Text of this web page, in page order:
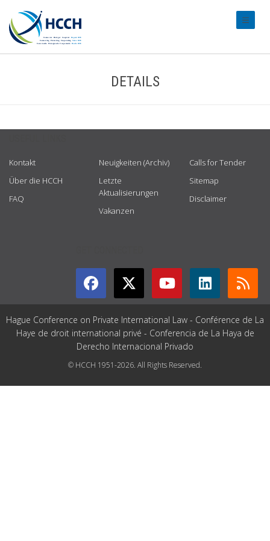
DETAILS
Kontakt
Über die HCCH
FAQ
Neuigkeiten (Archiv)
Letzte
Aktualisierungen
Vakanzen
Calls for Tender
Sitemap
Disclaimer
Hague Conference on Private International Law - Conférence de La
Haye de droit international privé - Conferencia de La Haya de
Derecho Internacional Privado
© HCCH 1951-2026. All Rights Reserved.